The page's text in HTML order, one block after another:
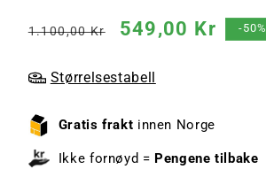
Vanlig
1.100,00 Kr Salgspris
549,00 Kr -50%
Størrelsestabell
Gratis frakt innen Norge
Ikke fornøyd = Pengene tilbake